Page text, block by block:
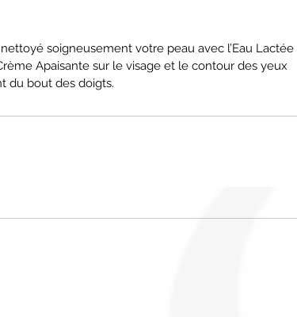
soigneusement votre peau avec l’Eau Lactée
Apaisante sur le visage et le contour des yeux
du bout des doigts.